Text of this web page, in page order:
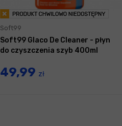
Soft99
Soft99 Glaco De Cleaner - płyn
do czyszczenia szyb 400ml
49,99 zł